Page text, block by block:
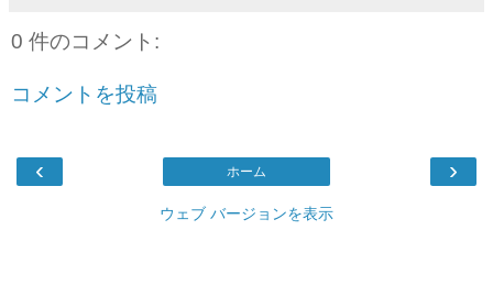
0 件のコメント:
コメントを投稿
‹ ›
ホーム
ウェブ バージョンを表示